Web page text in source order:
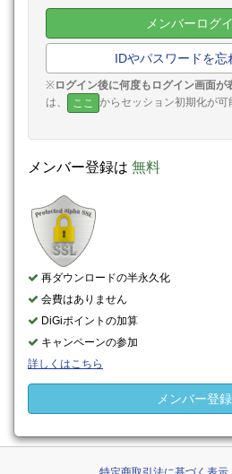
メンバーログ
IDやパスワードを忘
※ログイン後に何度もログイン画面が
は、
ここ からセッション初期化が可
メンバー登録は 無料
再ダウンロードの半永久化
会費はありません
DiGiポイントの加算
キャンペーンの参加
詳しくはこちら
メンバー登